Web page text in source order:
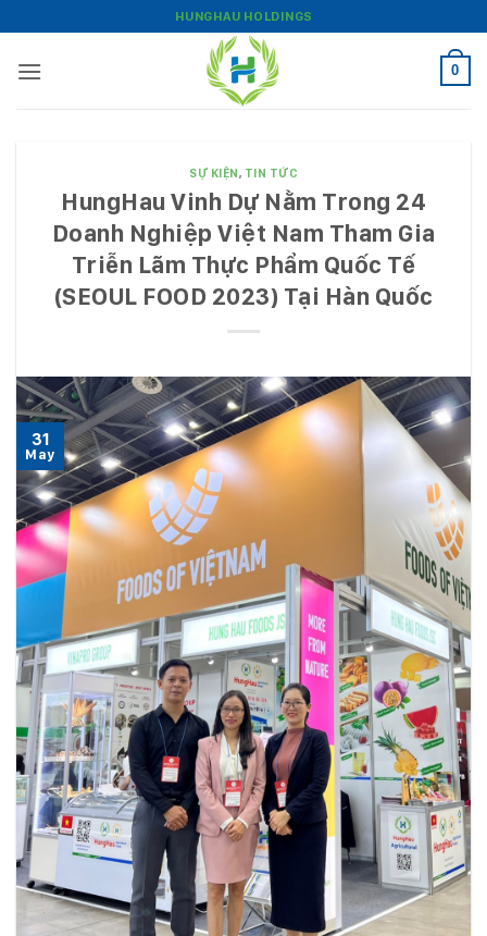
qua
nội
HUNGHAU HOLDINGS
0
SỰ KIỆN, TIN TỨC
HungHau Vinh Dự Nằm Trong 24
Doanh Nghiệp Việt Nam Tham Gia
Triễn Lãm Thực Phẩm Quốc Tế
(SEOUL FOOD 2023) Tại Hàn Quốc
31
May